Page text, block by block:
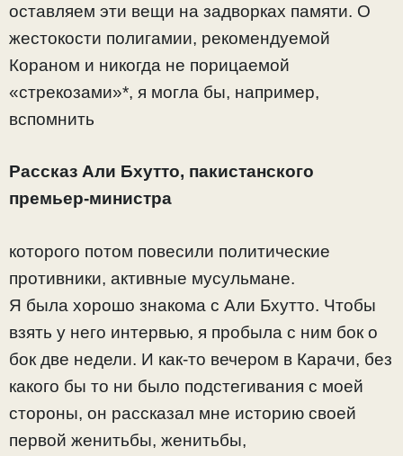
оставляем эти вещи на задворках памяти. О
жестокости полигамии, рекомендуемой
Кораном и никогда не порицаемой
«стрекозами»*, я могла бы, например,
вспомнить
Рассказ Али Бхутто, пакистанского
премьер-министра
которого потом повесили политические
противники, активные мусульмане.
Я была хорошо знакома с Али Бхутто. Чтобы
взять у него интервью, я пробыла с ним бок о
бок две недели. И как-то вечером в Карачи, без
какого бы то ни было подстегивания с моей
стороны, он рассказал мне историю своей
первой женитьбы, женитьбы,